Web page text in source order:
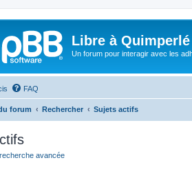
Libre à Quimperlé
Un forum pour interagir avec les
FAQ
forum Rechercher Sujets actifs
avancée